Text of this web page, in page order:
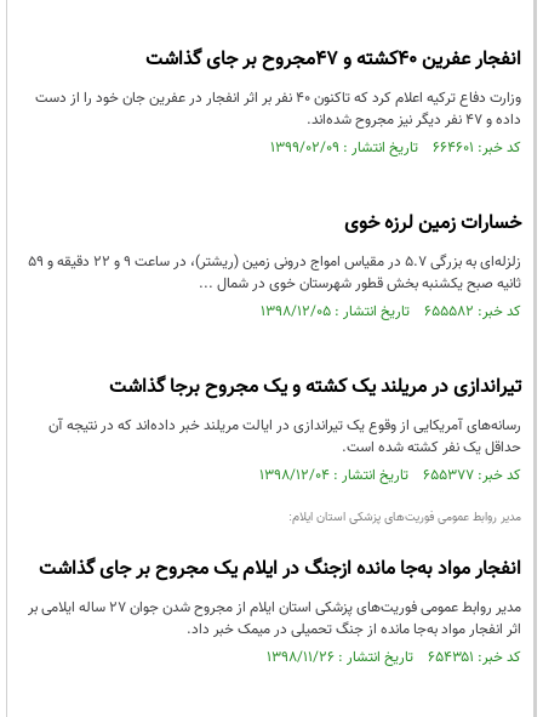
انفجار عفرین ۴۰کشته و ۴۷مجروح بر جای گذاشت
وزارت دفاع ترکیه اعلام کرد که تاکنون ۴۰ نفر بر اثر انفجار در عفرین جان خود را از دست
داده و ۴۷ نفر دیگر نیز مجروح شده‌اند.
کد خبر: ۶۶۴۶۰۱ تاریخ انتشار : ۱۳۹۹/۰۲/۰۹
خسارات زمین لرزه خوی
زلزله‌ای به بزرگی ۵.۷ در مقیاس امواج درونی زمین (ریشتر)، در ساعت ۹ و ۲۲ دقیقه و ۵۹
ثانیه صبح یکشنبه بخش قطور شهرستان خوی در شمال ...
کد خبر: ۶۵۵۵۸۲ تاریخ انتشار : ۱۳۹۸/۱۲/۰۵
تیراندازی در مریلند یک کشته و یک مجروح برجا گذاشت
رسانه‌های آمریکایی از وقوع یک تیراندازی در ایالت مریلند خبر داده‌اند که در نتیجه آن
حداقل یک نفر کشته شده است.
کد خبر: ۶۵۵۳۷۷ تاریخ انتشار : ۱۳۹۸/۱۲/۰۴
مدیر روابط عمومی فوریت‌های پزشکی استان ایلام:
انفجار مواد به‌جا مانده ازجنگ در ایلام یک مجروح بر جای گذاشت
مدیر روابط عمومی فوریت‌های پزشکی استان ایلام از مجروح شدن جوان ۲۷ ساله ایلامی بر
اثر انفجار مواد به‌جا مانده از جنگ تحمیلی در میمک خبر داد.
کد خبر: ۶۵۴۳۵۱ تاریخ انتشار : ۱۳۹۸/۱۱/۲۶